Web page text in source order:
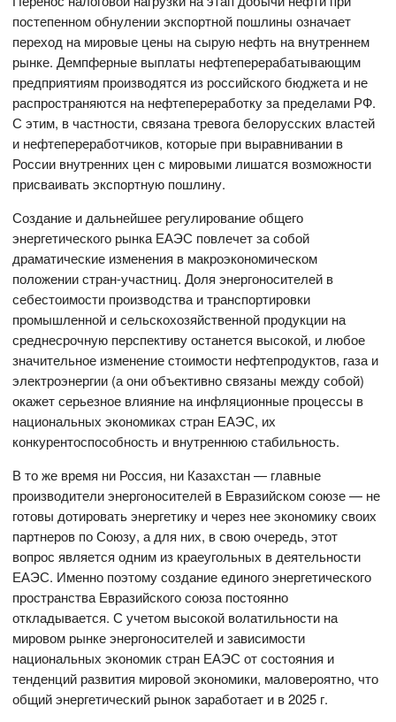
постепенном обнулении экспортной пошлины означает
переход на мировые цены на сырую нефть на внутреннем
рынке. Демпферные выплаты нефтеперерабатывающим
предприятиям производятся из российского бюджета и не
распространяются на нефтепереработку за пределами РФ.
С этим, в частности, связана тревога белорусских властей
и нефтепереработчиков, которые при выравнивании в
России внутренних цен с мировыми лишатся возможности
присваивать экспортную пошлину.
Создание и дальнейшее регулирование общего
энергетического рынка ЕАЭС повлечет за собой
драматические изменения в макроэкономическом
положении стран-участниц. Доля энергоносителей в
себестоимости производства и транспортировки
промышленной и сельскохозяйственной продукции на
среднесрочную перспективу останется высокой, и любое
значительное изменение стоимости нефтепродуктов, газа и
электроэнергии (а они объективно связаны между собой)
окажет серьезное влияние на инфляционные процессы в
национальных экономиках стран ЕАЭС, их
конкурентоспособность и внутреннюю стабильность.
В то же время ни Россия, ни Казахстан — главные
производители энергоносителей в Евразийском союзе — не
готовы дотировать энергетику и через нее экономику своих
партнеров по Союзу, а для них, в свою очередь, этот
вопрос является одним из краеугольных в деятельности
ЕАЭС. Именно поэтому создание единого энергетического
пространства Евразийского союза постоянно
откладывается. С учетом высокой волатильности на
мировом рынке энергоносителей и зависимости
национальных экономик стран ЕАЭС от состояния и
тенденций развития мировой экономики, маловероятно, что
общий энергетический рынок заработает и в 2025 г.